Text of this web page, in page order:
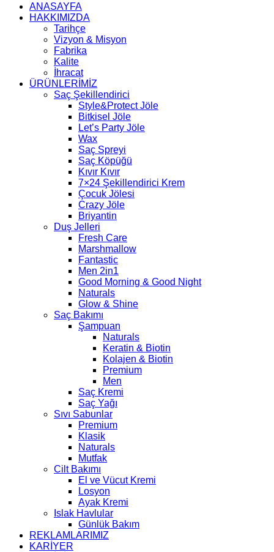
ANASAYFA
HAKKIMIZDA
Tarihçe
Vizyon & Misyon
Fabrika
Kalite
İhracat
ÜRÜNLERİMİZ
Saç Şekillendirici
Style&Protect Jöle
Bitkisel Jöle
Let’s Party Jöle
Wax
Saç Spreyi
Saç Köpüğü
Kıvır Kıvır
7×24 Şekillendirici Krem
Çocuk Jölesi
Crazy Jöle
Briyantin
Duş Jelleri
Fresh Care
Marshmallow
Fantastic
Men 2in1
Good Morning & Good Night
Naturals
Glow & Shine
Saç Bakımı
Şampuan
Naturals
Keratin & Biotin
Kolajen & Biotin
Premium
Men
Saç Kremi
Saç Yağı
Sıvı Sabunlar
Premium
Klasik
Naturals
Mutfak
Cilt Bakımı
El ve Vücut Kremi
Losyon
Ayak Kremi
Islak Havlular
Günlük Bakım
REKLAMLARIMIZ
KARİYER